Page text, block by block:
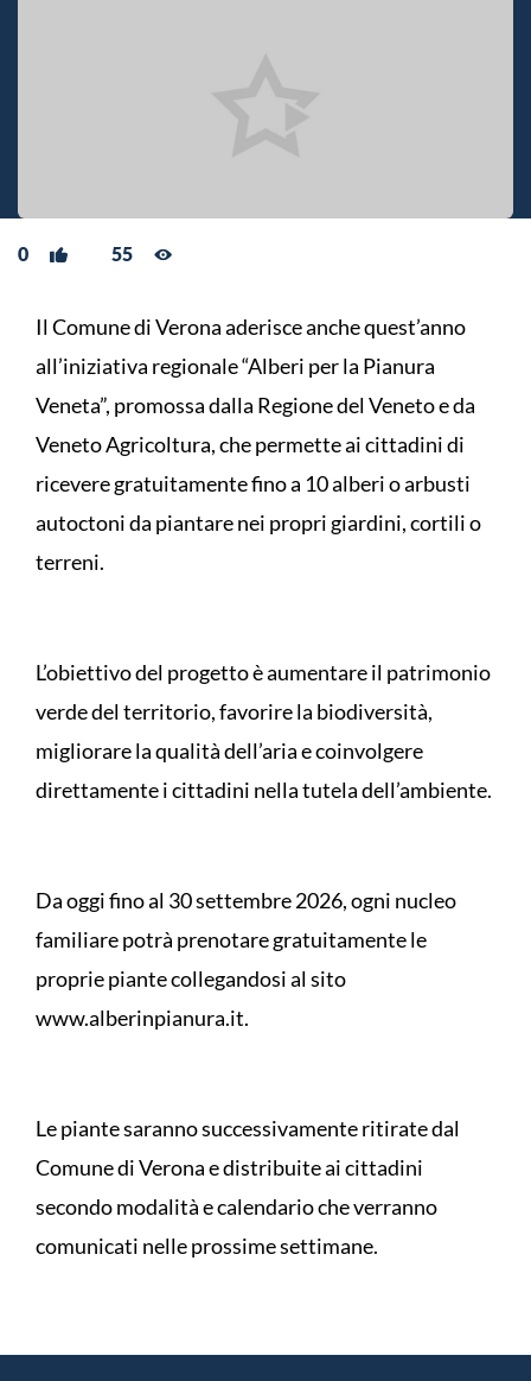
0 55
Il Comune di Verona aderisce anche quest’anno
all’iniziativa regionale “Alberi per la Pianura
Veneta”, promossa dalla Regione del Veneto e da
Veneto Agricoltura, che permette ai cittadini di
ricevere gratuitamente fino a 10 alberi o arbusti
autoctoni da piantare nei propri giardini, cortili o
terreni.
L’obiettivo del progetto è aumentare il patrimonio
verde del territorio, favorire la biodiversità,
migliorare la qualità dell’aria e coinvolgere
direttamente i cittadini nella tutela dell’ambiente.
Da oggi fino al 30 settembre 2026, ogni nucleo
familiare potrà prenotare gratuitamente le
proprie piante collegandosi al sito
www.alberinpianura.it.
Le piante saranno successivamente ritirate dal
Comune di Verona e distribuite ai cittadini
secondo modalità e calendario che verranno
comunicati nelle prossime settimane.